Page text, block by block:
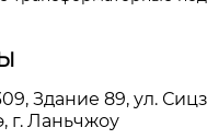
Здание 89, ул.
г. Ланьчжоу